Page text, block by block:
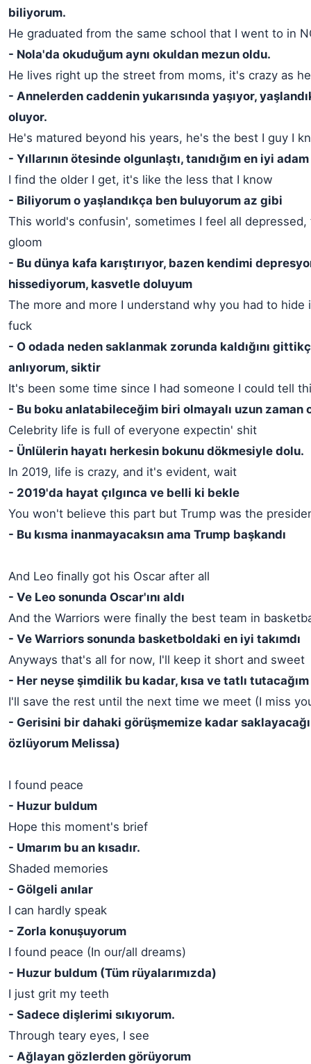
biliyorum.
He graduated from the same school that I went to in
- Nola'da okuduğum aynı okuldan mezun oldu.
He lives right up the street from moms, it's crazy as
- Annelerden caddenin yukarısında yaşıyor,
oluyor.
He's matured beyond his years, he's the best I guy I
- Yıllarının ötesinde olgunlaştı, tanıdığım en iyi
I find the older I get, it's like the less that I know
- Biliyorum o yaşlandıkça ben buluyorum az gibi
This world's confusin', sometimes I feel all
gloom
- Bu dünya kafa karıştırıyor, bazen kendimi
hissediyorum, kasvetle doluyum
The more and more I understand why you had to hide
fuck
- O odada neden saklanmak zorunda kaldığını
anlıyorum, siktir
It's been some time since I had someone I could tell
- Bu boku anlatabileceğim biri olmayalı uzun zaman
Celebrity life is full of everyone expectin' shit
- Ünlülerin hayatı herkesin bokunu dökmesiyle dolu.
In 2019, life is crazy, and it's evident, wait
- 2019'da hayat çılgınca ve belli ki bekle
You won't believe this part but Trump was the
- Bu kısma inanmayacaksın ama Trump başkandı
And Leo finally got his Oscar after all
- Ve Leo sonunda Oscar'ını aldı
And the Warriors were finally the best team in
- Ve Warriors sonunda basketboldaki en iyi takımdı
Anyways that's all for now, I'll keep it short and sweet
- Her neyse şimdilik bu kadar, kısa ve tatlı tutacağım
I'll save the rest until the next time we meet (I miss
- Gerisini bir dahaki görüşmemize kadar
özlüyorum Melissa)
I found peace
- Huzur buldum
Hope this moment's brief
- Umarım bu an kısadır.
Shaded memories
- Gölgeli anılar
I can hardly speak
- Zorla konuşuyorum
I found peace (In our/all dreams)
- Huzur buldum (Tüm rüyalarımızda)
I just grit my teeth
- Sadece dişlerimi sıkıyorum.
Through teary eyes, I see
- Ağlayan gözlerden görüyorum